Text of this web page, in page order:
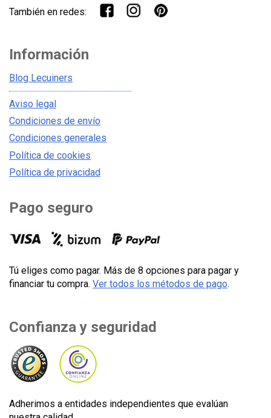
También en redes:
Información
Blog Lecuiners
Aviso legal
Condiciones de envío
Condiciones generales
Política de cookies
Política de privacidad
Pago seguro
Tú eliges como pagar. Más de 8 opciones para pagar y
financiar tu compra. Ver todos los métodos de pago.
Confianza y seguridad
Adherimos a entidades independientes que evalúan